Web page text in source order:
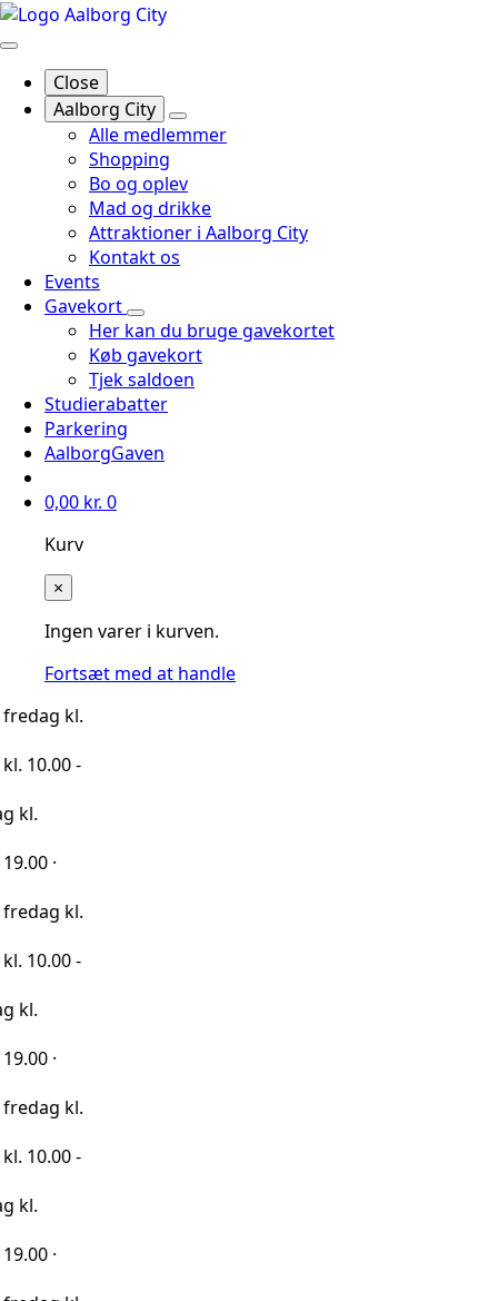
Close
Aalborg City
Alle medlemmer
Shopping
Bo og oplev
Mad og drikke
Attraktioner i Aalborg City
Kontakt os
Events
Gavekort
Her kan du bruge gavekortet
Køb gavekort
Tjek saldoen
Studierabatter
Parkering
AalborgGaven
0,00 kr. 0
Kurv
×
Ingen varer i kurven.
Fortsæt med at handle
-
-
-